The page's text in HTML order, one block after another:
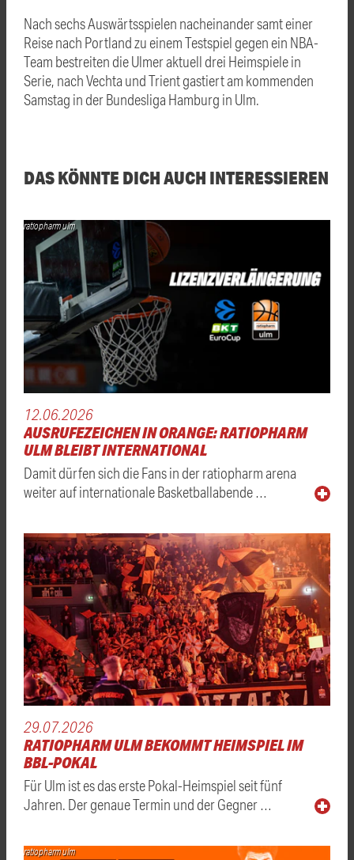
Nach sechs Auswärtsspielen nacheinander samt einer
Reise nach Portland zu einem Testspiel gegen ein NBA-
Team bestreiten die Ulmer aktuell drei Heimspiele in
Serie, nach Vechta und Trient gastiert am kommenden
Samstag in der Bundesliga Hamburg in Ulm.
DAS KÖNNTE DICH AUCH INTERESSIEREN
ratiopharm ulm
12.06.2026
AUSRUFEZEICHEN IN ORANGE: RATIOPHARM
ULM BLEIBT INTERNATIONAL
Damit dürfen sich die Fans in der ratiopharm arena
weiter auf internationale Basketballabende …
29.07.2026
RATIOPHARM ULM BEKOMMT HEIMSPIEL IM
BBL-POKAL
Für Ulm ist es das erste Pokal-Heimspiel seit fünf
Jahren. Der genaue Termin und der Gegner …
ratiopharm ulm